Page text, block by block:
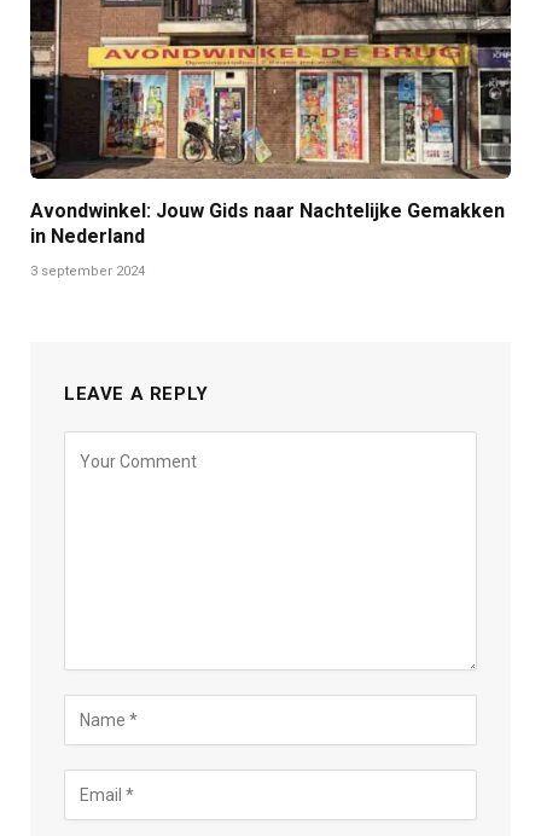
Avondwinkel: Jouw Gids naar Nachtelijke Gemakken
in Nederland
3 september 2024
LEAVE A REPLY